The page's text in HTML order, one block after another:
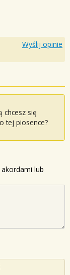
Wyślij opinie
chcesz się
tej piosence?
lub